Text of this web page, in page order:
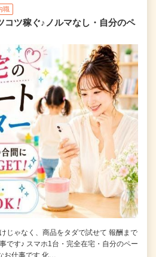
職
コツ稼ぐ♪ノルマなし・自分のペ
じゃなく、商品をタダで試せて 報酬まで
です♪ スマホ1台・完全在宅・自分のペー
お仕事です 化…